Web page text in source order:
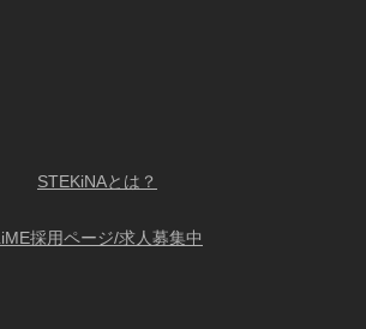
STEKiNAとは？
採用ページ/求人募集中